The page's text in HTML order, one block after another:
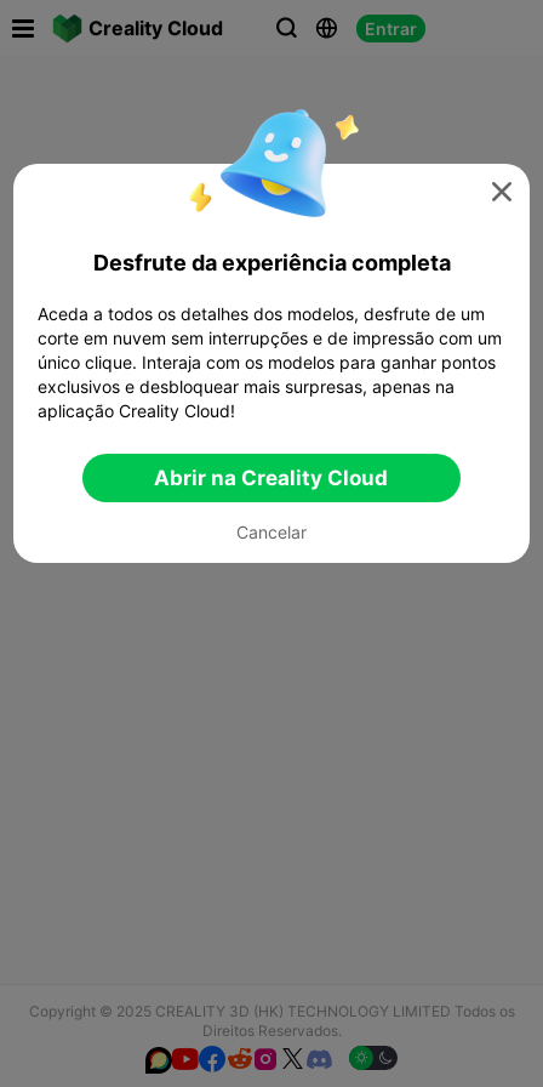
Creality Cloud   Entrar
Copyright © 2025 CREALITY 3D (HK) TECHNOLOGY LIMITED Todos os
Direitos Reservados.
  

Desfrute da experiência completa
Aceda a todos os detalhes dos modelos, desfrute de um
corte em nuvem sem interrupções e de impressão com um
único clique. Interaja com os modelos para ganhar pontos
exclusivos e desbloquear mais surpresas, apenas na
aplicação Creality Cloud!
Abrir na Creality Cloud
Cancelar